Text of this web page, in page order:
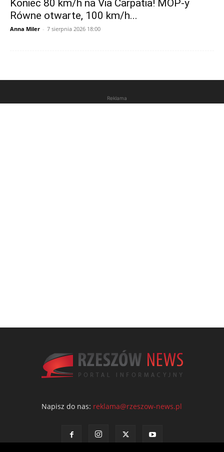
Koniec 80 km/h na Via Carpatia! MOP-y
Równe otwarte, 100 km/h...
Anna Miler - 7 sierpnia 2026 18:00
Reklama
Napisz do nas: reklama@rzeszow-news.pl